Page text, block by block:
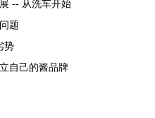
-- 从洗车开始
题
势
自己的酱品牌